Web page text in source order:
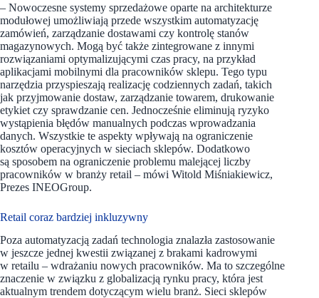
– Nowoczesne systemy sprzedażowe oparte na architekturze
modułowej umożliwiają przede wszystkim automatyzację
zamówień, zarządzanie dostawami czy kontrolę stanów
magazynowych. Mogą być także zintegrowane z innymi
rozwiązaniami optymalizującymi czas pracy, na przykład
aplikacjami mobilnymi dla pracowników sklepu. Tego typu
narzędzia przyspieszają realizację codziennych zadań, takich
jak przyjmowanie dostaw, zarządzanie towarem, drukowanie
etykiet czy sprawdzanie cen. Jednocześnie eliminują ryzyko
wystąpienia błędów manualnych podczas wprowadzania
danych. Wszystkie te aspekty wpływają na ograniczenie
kosztów operacyjnych w sieciach sklepów. Dodatkowo
są sposobem na ograniczenie problemu malejącej liczby
pracowników w branży retail – mówi Witold Miśniakiewicz,
Prezes INEOGroup.
Retail coraz bardziej inkluzywny
Poza automatyzacją zadań technologia znalazła zastosowanie
w jeszcze jednej kwestii związanej z brakami kadrowymi
w retailu – wdrażaniu nowych pracowników. Ma to szczególne
znaczenie w związku z globalizacją rynku pracy, która jest
aktualnym trendem dotyczącym wielu branż. Sieci sklepów